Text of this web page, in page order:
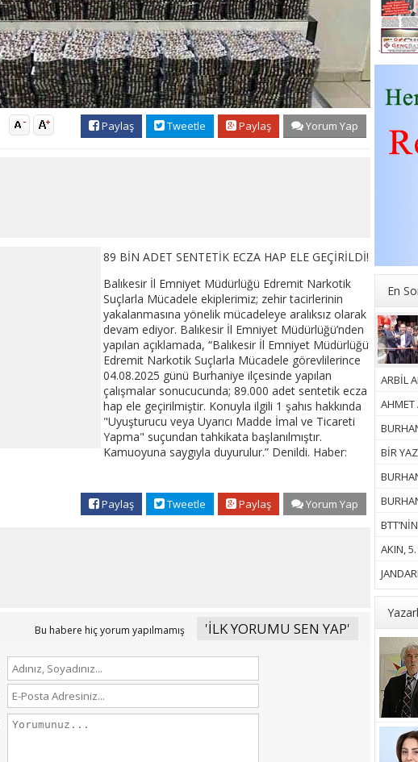
En
ARBİL
AHMET
BİR
AKIN,
Paylaş Tweetle Paylaş Yorum Yap
89 BİN ADET SENTETİK ECZA HAP ELE GEÇİRİLDİ!
Balıkesir İl Emniyet Müdürlüğü Edremit Narkotik
Suçlarla Mücadele ekiplerimiz; zehir tacirlerinin
yakalanmasına yönelik mücadeleye aralıksız olarak
devam ediyor. Balıkesir İl Emniyet Müdürlüğü’nden
yapılan açıklamada, “Balıkesir İl Emniyet Müdürlüğü
Edremit Narkotik Suçlarla Mücadele görevlilerince
04.08.2025 günü Burhaniye ilçesinde yapılan
çalışmalar sonucucunda; 89.000 adet sentetik ecza
hap ele geçirilmiştir. Konuyla ilgili 1 şahıs hakkında
"Uyuşturucu veya Uyarıcı Madde İmal ve Ticareti
Yapma" suçundan tahkikata başlanılmıştır.
Kamuoyuna saygıyla duyurulur.” Denildi. Haber:
Paylaş Tweetle Paylaş Yorum Yap
Bu habere hiç yorum yapılmamış 'İLK YORUMU SEN YAP'